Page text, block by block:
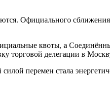
Официального
квоты, а
торговой делегации в
перемен стала